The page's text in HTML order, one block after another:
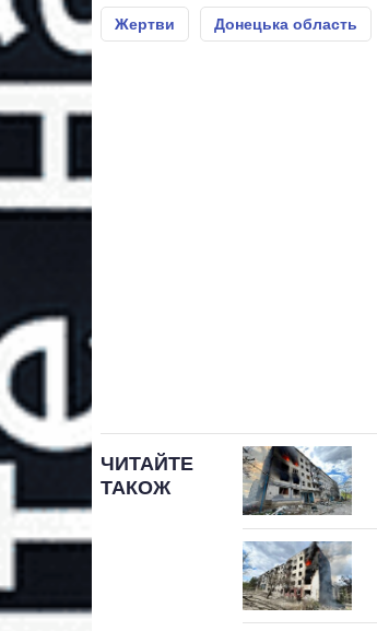
Жертви Донецька область
ЧИТАЙТЕ
ТАКОЖ